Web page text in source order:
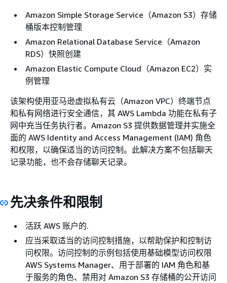
Amazon Simple Storage Service（Amazon S3）存储
桶版本控制管理
Amazon Relational Database Service（Amazon
RDS）快照创建
Amazon Elastic Compute Cloud（Amazon EC2）实
例管理
该架构使用亚马逊虚拟私有云（Amazon VPC）终端节点
和私有网络进行安全通信，其 AWS Lambda 功能在私有子
网中充当任务执行者。Amazon S3 提供数据管理并实施全
面的 AWS Identity and Access Management (IAM) 角色
和权限，以确保适当的访问控制。此解决方案不包括聊天
记录功能，也不会存储聊天记录。
先决条件和限制
活跃 AWS 账户的.
应当采取适当的访问控制措施，以帮助保护和控制访
问权限。访问控制的示例包括使用基础模型访问权限
AWS Systems Manager、用于部署的 IAM 角色和基
于服务的角色、禁用对 Amazon S3 存储桶的公开访问